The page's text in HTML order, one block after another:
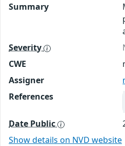
Summary
Severity
CWE
Assigner
References
Date Public
Show details on NVD website